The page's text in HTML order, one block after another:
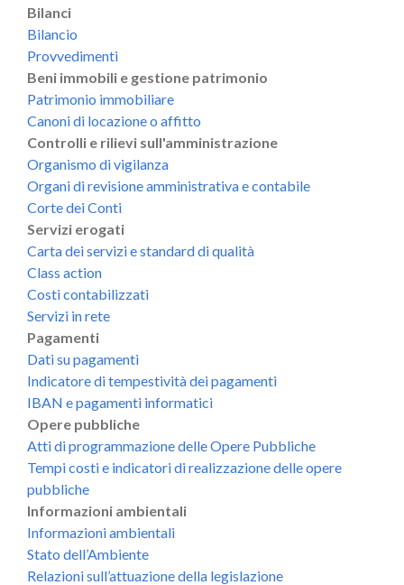
Bilanci
Bilancio
Provvedimenti
Beni immobili e gestione patrimonio
Patrimonio immobiliare
Canoni di locazione o affitto
Controlli e rilievi sull'amministrazione
Organismo di vigilanza
Organi di revisione amministrativa e contabile
Corte dei Conti
Servizi erogati
Carta dei servizi e standard di qualità
Class action
Costi contabilizzati
Servizi in rete
Pagamenti
Dati su pagamenti
Indicatore di tempestività dei pagamenti
IBAN e pagamenti informatici
Opere pubbliche
Atti di programmazione delle Opere Pubbliche
Tempi costi e indicatori di realizzazione delle opere
pubbliche
Informazioni ambientali
Informazioni ambientali
Stato dell’Ambiente
Relazioni sull’attuazione della legislazione